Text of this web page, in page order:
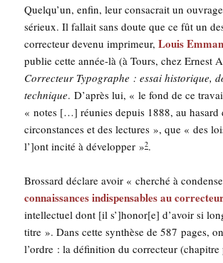
Quelqu’un, enfin, leur consa­crait un
sérieux. Il fal­lait sans doute que ce fût un
cor­rec­teur deve­nu impri­meur,Louis
publie cette année-là (à Tours, chez Ernest
Cor­rec­teur Typo­graphe : essai his­to­rique,
tech­nique. D’a­près lui, « le fond de ce
« notes […] réunies depuis 1888, au hasard
cir­cons­tances et des lec­tures », que « des
l’]ont inci­té à déve­lop­per »2.
Bros­sard déclare avoir « cher­ché à
connais­sances indis­pen­sables au
intel­lec­tuel dont [il s’]honor[e] d’avoir si
titre ». Dans cette syn­thèse de 587 pages,
l’ordre : la défi­ni­tion du cor­rec­teur (cha­pitre